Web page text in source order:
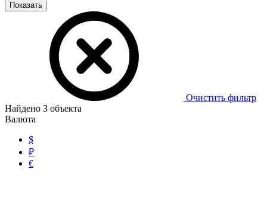
Показать
Очистить фильтр
Найдено 3 объекта
Валюта
$
₽
€